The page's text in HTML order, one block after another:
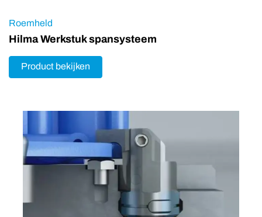
Roemheld
Hilma Werkstuk spansysteem
Product bekijken